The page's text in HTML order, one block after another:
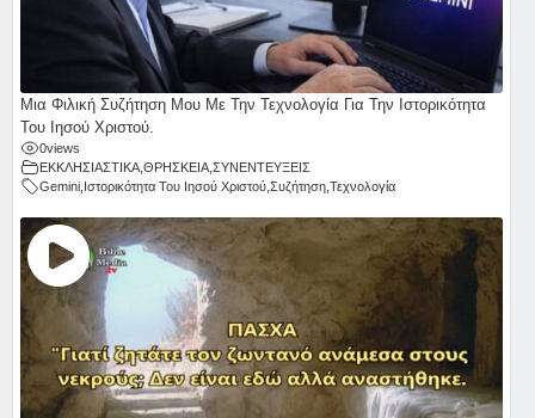
Μια Φιλική Συζήτηση Μου Με Την Τεχνολογία Για Την Ιστορικότητα
Του Ιησού Χριστού.
0views
ΕΚΚΛΗΣΙΑΣΤΙΚΑ ΘΡΗΣΚΕΙΑ ΣΥΝΕΝΤΕΥΞΕΙΣ
Gemini Ιστορικότητα Του Ιησού Χριστού Συζήτηση Τεχνολογία